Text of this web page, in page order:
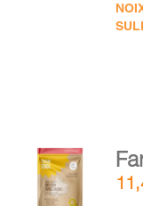
AJOUTER
AU
PANIER